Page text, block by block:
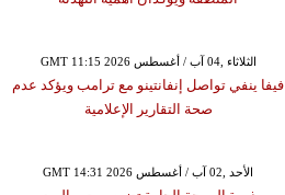
GMT 11:15 2026 الثلاثاء ,04 آب / أغسطس
فيفا ينفي تواصل إنفانتينو مع ترامب ويؤكد عدم
صحة التقارير الإعلامية
GMT 14:31 2026 الأحد ,02 آب / أغسطس